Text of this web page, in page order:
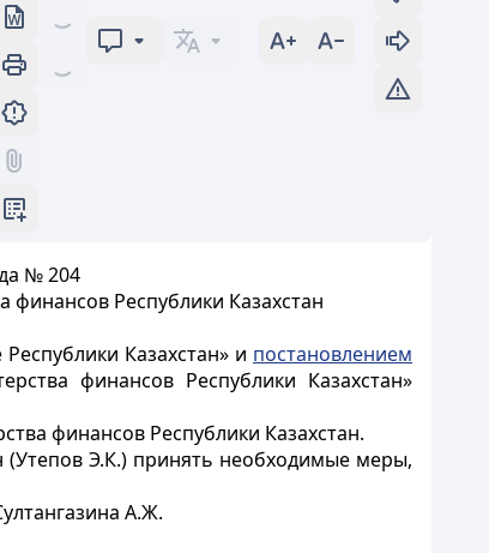
№ 204
Республики Казахстан
Казахстан» и постановлением
финансов Республики Казахстан»
финансов Республики Казахстан.
(Утепов Э.К.) принять необходимые меры,
А.Ж.